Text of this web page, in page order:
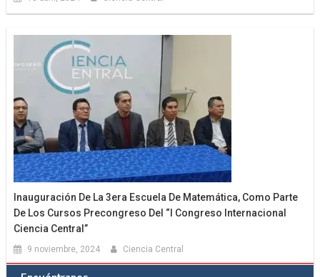
Inauguración De La 3era Escuela De Matemática, Como Parte
De Los Cursos Precongreso Del “I Congreso Internacional
Ciencia Central”
9 noviembre, 2024 Ciencia Central